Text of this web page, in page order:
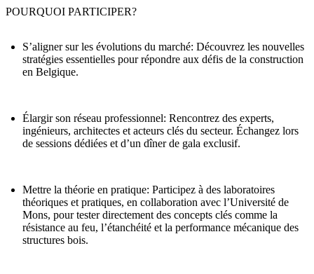
POURQUOI PARTICIPER?
S’aligner sur les évolutions du marché: Découvrez les nouvelles
stratégies essentielles pour répondre aux défis de la construction
en Belgique.
Élargir son réseau professionnel: Rencontrez des experts,
ingénieurs, architectes et acteurs clés du secteur. Échangez lors
de sessions dédiées et d’un dîner de gala exclusif.
Mettre la théorie en pratique: Participez à des laboratoires
théoriques et pratiques, en collaboration avec l’Université de
Mons, pour tester directement des concepts clés comme la
résistance au feu, l’étanchéité et la performance mécanique des
structures bois.